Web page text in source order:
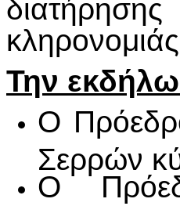
Την
Ο
Σερρών
Ο